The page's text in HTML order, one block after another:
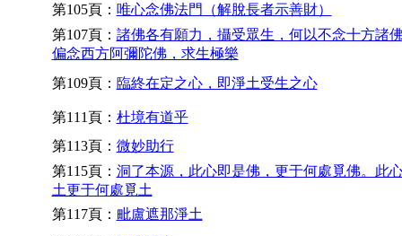
第105頁： 唯心念佛法門（解脫長者示善財）
第107頁： 諸佛各有願力，攝受眾生，何以不念十方諸
偏念西方阿彌陀佛，求生極樂
第109頁： 臨終在定之心，即淨土受生之心
第111頁： 杜境有道乎
第113頁： 微妙助行
第115頁： 洞了本源，此心即是佛，更于何處覓佛。此
土更于何處覓土
第117頁： 毗盧遮那淨土